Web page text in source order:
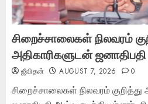
சிறைச்சாலைகள் நிலவரம்
அதிகாரிகளுடன்
ஜீவிதன் AUGUST 7, 2026 0
சிறைச்சாலைகள் நிலவரம் குறித்து